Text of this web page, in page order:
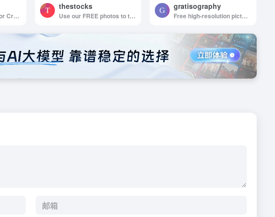
Free Stock Photos for Creative Professionals
thestocks
Use our FREE photos to tell your story!
gratisography
Free high-resolution pictures you can use on your personal and commercial projects, free of copyright restrictions.